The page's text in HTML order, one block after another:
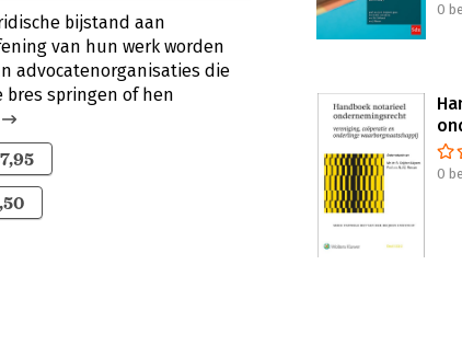
bijstand aan
van hun werk worden
advocatenorganisaties die
bres springen of hen
0
0